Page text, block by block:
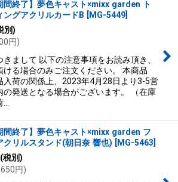
間終了】夢色キャスト×mixx garden ト
ングアクリルカードB
MG-5449
別)
円)
きまして 以下の注意事項をお読み頂き、
ける場合のみご注文ください。 本商品
入荷の関係上、2023年4月28日より3-5営
の発送となる場合がございます。 （在庫
間終了】夢色キャスト×mixx garden フ
クリルスタンド(朝日奈 響也)
MG-5463
(税別)
円)